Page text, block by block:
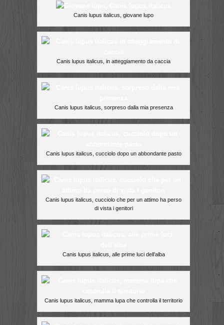
Canis lupus italicus, giovane lupo
Canis lupus italicus, in atteggiamento da caccia
Canis lupus italicus, sorpreso dalla mia presenza
Canis lupus italicus, cucciolo dopo un abbondante pasto
Canis lupus italicus, cucciolo che per un attimo ha perso
di vista i genitori
Canis lupus italicus, alle prime luci dell’alba
Canis lupus italicus, mamma lupa che controlla il territorio